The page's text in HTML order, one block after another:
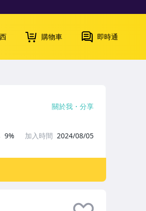
購物車 即時通
關於我 分享
9% 加入時間 2024/08/05